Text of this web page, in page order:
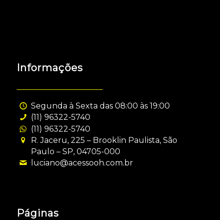
Informações
Segunda à Sexta das 08:00 às 19:00
(11) 96322-5740
(11) 96322-5740
R. Jaceru, 225 – Brooklin Paulista, São
Paulo – SP, 04705-000
luciano@acessooh.com.br
Páginas